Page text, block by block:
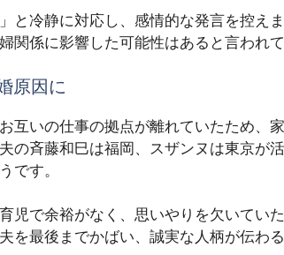
と冷静に対応し、感情的な発言を控え
関係に影響した可能性はあると言われて
原因に
互いの仕事の拠点が離れていたため、
の斉藤和巳は福岡、スザンヌは東京が
です。
児で余裕がなく、思いやりを欠いてい
を最後までかばい、誠実な人柄が伝わ